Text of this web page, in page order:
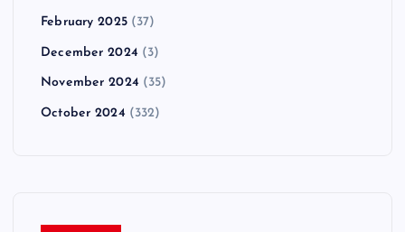
February 2025(37)
December 2024 (3)
November 2024 (35)
October 2024 (332)